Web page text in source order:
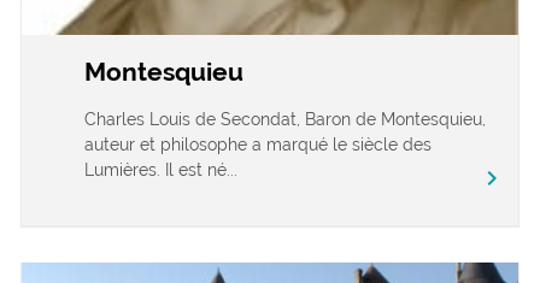
Montesquieu
Charles Louis de Secondat, Baron de Montesquieu,
auteur et philosophe a marqué le siècle des
Lumières. Il est né...
chevron_right